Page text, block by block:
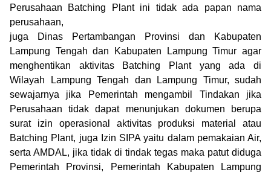
Perusahaan Batching Plant ini tidak ada papan nama
perusahaan,
juga Dinas Pertambangan Provinsi dan Kabupaten
Lampung Tengah dan Kabupaten Lampung Timur agar
menghentikan aktivitas Batching Plant yang ada di
Wilayah Lampung Tengah dan Lampung Timur, sudah
sewajarnya jika Pemerintah mengambil Tindakan jika
Perusahaan tidak dapat menunjukan dokumen berupa
surat izin operasional aktivitas produksi material atau
Batching Plant, juga Izin SIPA yaitu dalam pemakaian Air,
serta AMDAL, jika tidak di tindak tegas maka patut diduga
Pemerintah Provinsi, Pemerintah Kabupaten Lampung